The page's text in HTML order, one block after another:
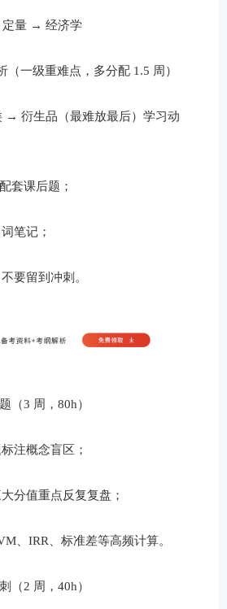
量 → 经济学
一级重难点，多分配 1.5 周）
衍生品（最难放最后）学习动
套课后题；
笔记；
要留到冲刺。
（3 周，80h）
注概念盲区；
分值重点反复复盘；
、IRR、标准差等高频计算。
（2 周，40h）